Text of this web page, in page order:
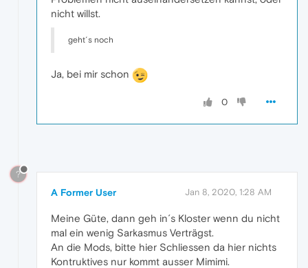
nicht willst.
geht´s noch
Ja, bei mir schon
0
?
A Former User Jan 8, 2020, 1:28 AM
Meine Güte, dann geh in´s Kloster wenn du nicht
mal ein wenig Sarkasmus Verträgst.
An die Mods, bitte hier Schliessen da hier nichts
Kontruktives nur kommt ausser Mimimi.